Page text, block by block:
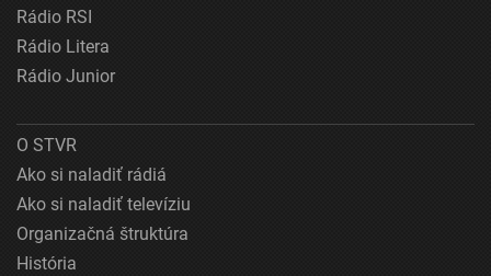
Rádio RSI
Rádio Litera
Rádio Junior
O STVR
Ako si naladiť rádiá
Ako si naladiť televíziu
Organizačná štruktúra
História